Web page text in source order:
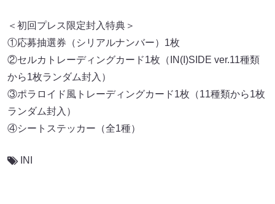
＜初回プレス限定封入特典＞
①応募抽選券（シリアルナンバー）1枚
②セルカトレーディングカード1枚（IN(I)SIDE ver.11種類
から1枚ランダム封入）
③ポラロイド風トレーディングカード1枚（11種類から1枚
ランダム封入）
④シートステッカー（全1種）
INI